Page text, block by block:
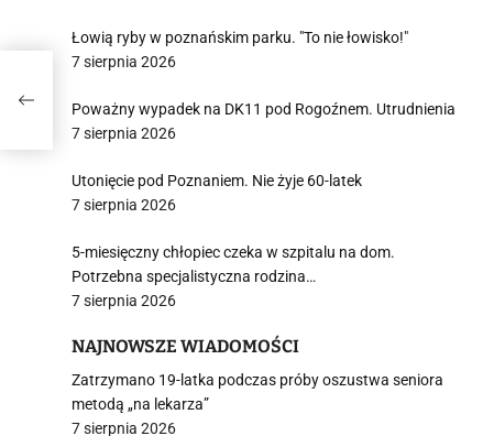
Łowią ryby w poznańskim parku. "To nie łowisko!"
7 sierpnia 2026
Poważny wypadek na DK11 pod Rogoźnem. Utrudnienia
7 sierpnia 2026
Utonięcie pod Poznaniem. Nie żyje 60-latek
7 sierpnia 2026
5-miesięczny chłopiec czeka w szpitalu na dom.
Potrzebna specjalistyczna rodzina…
7 sierpnia 2026
NAJNOWSZE WIADOMOŚCI
Zatrzymano 19-latka podczas próby oszustwa seniora
metodą „na lekarza”
7 sierpnia 2026